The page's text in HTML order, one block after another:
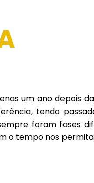
um ano depois
tendo
foram fases
o tempo nos